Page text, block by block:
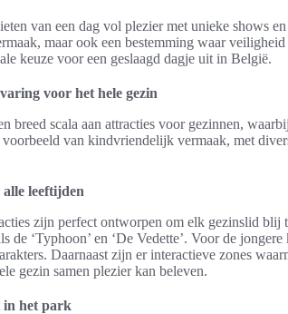
van een dag vol plezier met unieke shows
maar ook een bestemming waar
keuze voor een geslaagd dagje uit in België.
voor het hele gezin
breed scala aan attracties voor gezinnen,
van kindvriendelijk vermaak, met
leeftijden
zijn perfect ontworpen om elk gezinslid blij
de ‘Typhoon’ en ‘De Vedette’. Voor de
Daarnaast zijn er interactieve zones
gezin samen plezier kan beleven.
in het park